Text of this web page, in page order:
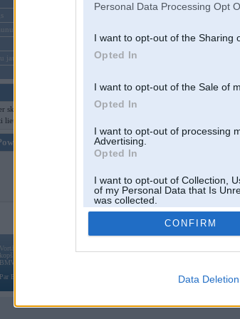
Personal Data Processing Opt
I want to opt-out of the Sharing
Opted In
I want to opt-out of the Sale of
Opted In
I want to opt-out of processing
Advertising.
Opted In
I want to opt-out of Collection,
of my Personal Data that Is
was collected.
Opted Out
CONFIRM
Data Deletion
jaunumi
skatās 163
lietotāji.
Vortāls BMWPower.lv darbojas
kopš 2002. gada 14. maija. Tas nav auto klubs un nav saistīts ar
BMW AG.
Par BMWPower